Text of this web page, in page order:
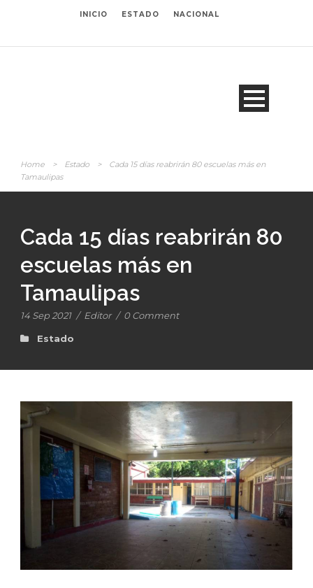
INICIO ESTADO NACIONAL
Home > Estado >
Cada 15 días reabrirán 80 escuelas más en
Tamaulipas
Cada 15 días reabrirán 80
escuelas más en
Tamaulipas
14 Sep 2021 / Editor / 0 Comment
Estado